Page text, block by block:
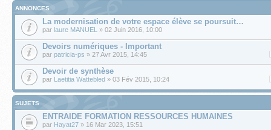
ANNONCES
La modernisation de votre espace élève se poursuit…
par laure MANUEL » 02 Juin 2016, 10:00
Devoirs numériques - Important
par patricia-ps » 27 Avr 2015, 14:45
Devoir de synthèse
par Laetitia Wattebled » 03 Fév 2015, 10:24
SUJETS
ENTRAIDE FORMATION RESSOURCES HUMAINES
par Hayat27 » 16 Mar 2023, 15:51